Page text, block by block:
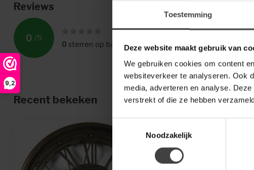
Toestemming
Deze website maakt gebruik van
We gebruiken cookies om content
websiteverkeer te analyseren. Ook
media, adverteren en analyse.
verstrekt of die ze hebben
Noodzakelijk
9,2
Reviews
0 /5
0sterren op basis van0 beoordelingen
Recent bekeken